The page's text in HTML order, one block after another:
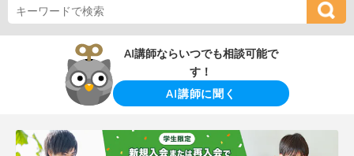
AI講師ならいつでも相談可能で
す！
AI講師に聞く